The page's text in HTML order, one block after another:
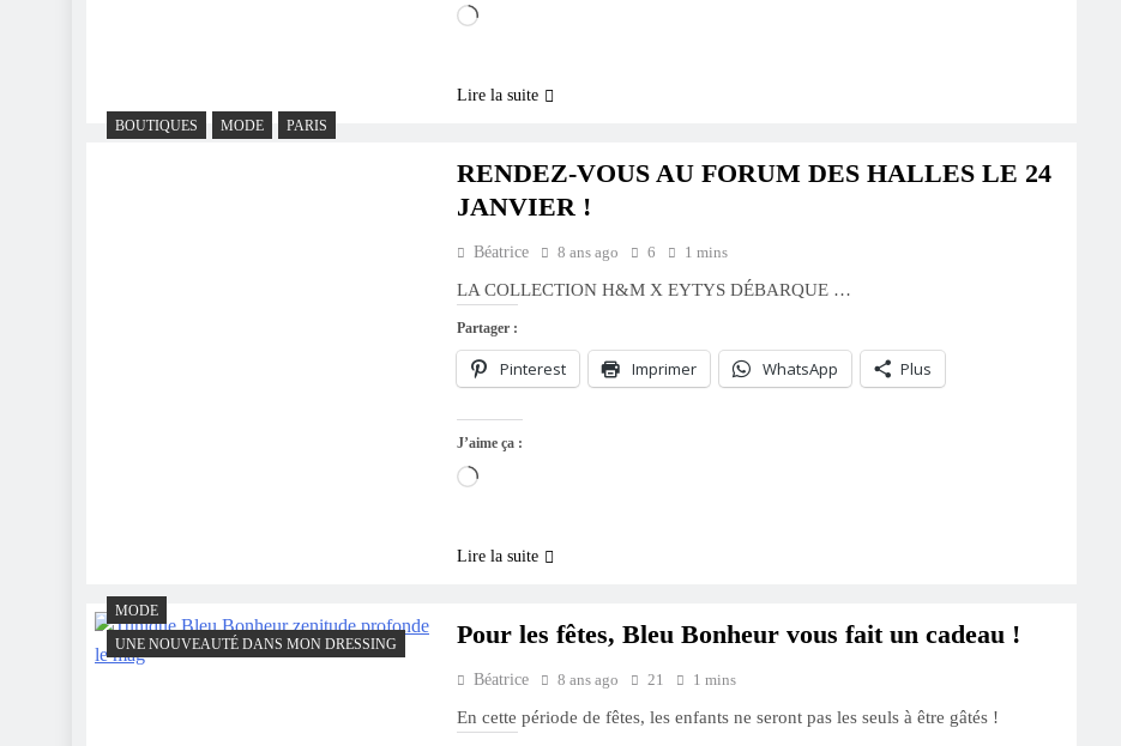
Chargement…
Lire la suite
BOUTIQUES MODE PARIS
RENDEZ-VOUS AU FORUM DES HALLES LE 24
JANVIER !
Béatrice 8 ans ago 6 1 mins
LA COLLECTION H&M X EYTYS DÉBARQUE …
Partager :
Pinterest Imprimer WhatsApp Plus
J’aime ça :
Chargement…
Lire la suite
MODE
UNE NOUVEAUTÉ DANS MON DRESSING
Pour les fêtes, Bleu Bonheur vous fait un cadeau !
Béatrice 8 ans ago 21 1 mins
En cette période de fêtes, les enfants ne seront pas les seuls à être gâtés !